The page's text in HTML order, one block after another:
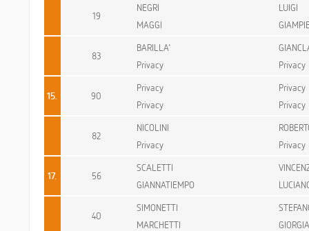
19
NEGRI
LUIGI
MAGGI
83
BARILLA'
Privacy
Privacy
15. 90
Privacy
Privacy
Privacy
Privacy
82
NICOLINI
Privacy
Privacy
17. 56
SCALETTI
GIANNATIEMPO
40
SIMONETTI
MARCHETTI
GIORGIA